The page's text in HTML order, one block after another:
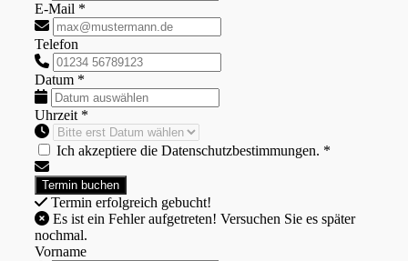
E-Mail *
Telefon
Datum *
Uhrzeit *
Ich akzeptiere die Datenschutzbestimmungen. *
Termin erfolgreich gebucht!
nochmal.
Vorname